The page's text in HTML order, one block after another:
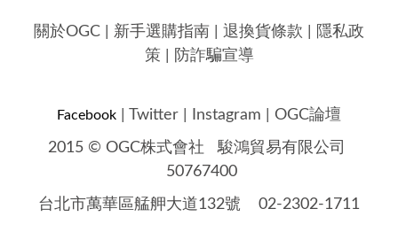
關於OGC 新手選購指南 退換貨條款
隱私政
策
防詐騙宣導
Facebook Twitter Instagram OGC論壇
2015 © OGC株式會社駿鴻貿易有限公司
50767400
台北市萬華區艋舺大道132號 02-2302-1711